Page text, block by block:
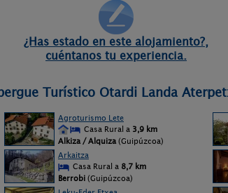
¿Has estado en este alojamiento?,
cuéntanos tu experiencia.
Turístico Otardi Landa
Agroturismo Lete
Casa Rural a 3,9 km
Alkiza / Alquiza (Guipúzcoa)
Arkaitza
Casa Rural a 8,7 km
Berrobi (Guipúzcoa)